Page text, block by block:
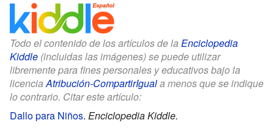
Todo el contenido de los artículos de la Enciclopedia
Kiddle (incluidas las imágenes) se puede utilizar
libremente para fines personales y educativos bajo la
licenciaAtribución-CompartirIguala menos que se indique
lo contrario. Citar este artículo:
Dallo para Niños. Enciclopedia Kiddle.